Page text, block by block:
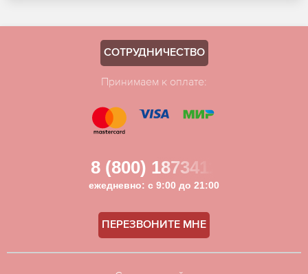
СОТРУДНИЧЕСТВО
Принимаем к оплате:
8 (800) 1873411
ежедневно: с 9:00 до 21:00
ПЕРЕЗВОНИТЕ МНЕ